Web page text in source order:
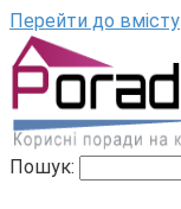
Перейти до вмісту
Пошук: